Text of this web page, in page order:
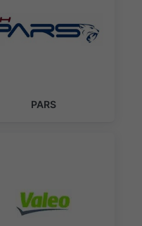
PARS